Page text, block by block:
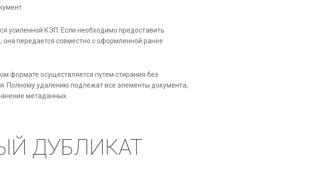
усиленной КЭП. Если необходимо предоставить
передается совместно с оформленной ранее
формате осуществляется путем стирания без
Полному удалению подлежат все элементы документа,
метаданных.
ДУБЛИКАТ